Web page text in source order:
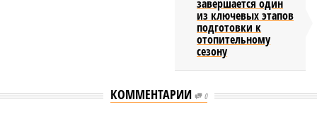
завершается один
из ключевых этапов
подготовки к
отопительному
сезону
КОММЕНТАРИИ 0